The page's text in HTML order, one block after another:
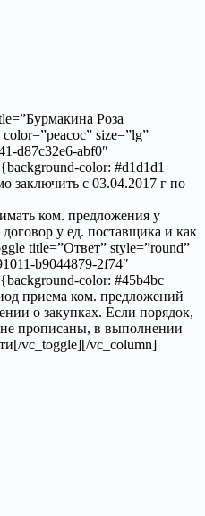
Роза
size=”lg”
d87c32e6-abf0″
color: #d1d1d1
заключить с 03.04.2017 г по
ком. предложения у
у ед. поставщика и как
title=”Ответ” style=”round”
b9044879-2f74″
color: #45b4bc
приема ком. предложений
о закупках. Если порядок,
прописаны, в выполнении
vc_toggle][/vc_column]